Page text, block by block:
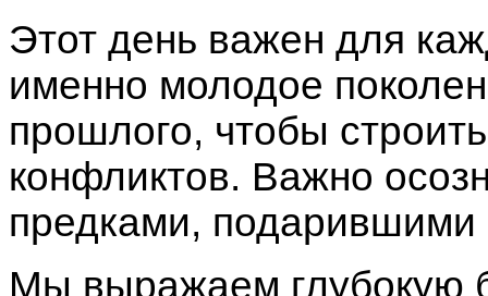
Этот день важен для
именно молодое
прошлого, чтобы
конфликтов. Важно
предками, подарившими
Мы выражаем глубокую